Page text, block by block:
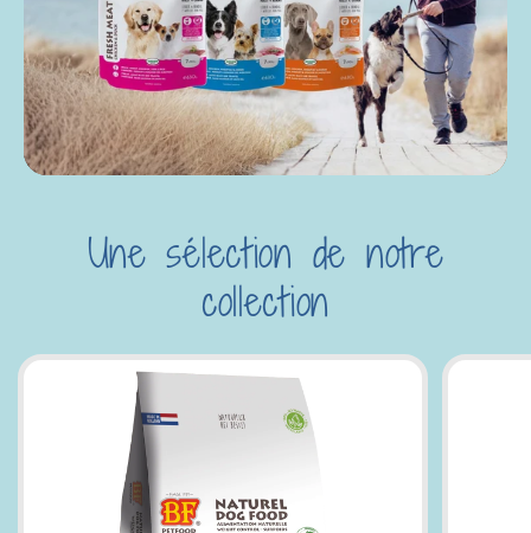
Une sélection de notre
collection